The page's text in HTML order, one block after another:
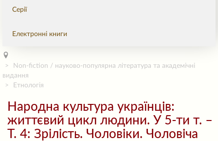
Серії
Електронні книги
Non-fiction / науково-популярна література та академічні
видання
Етнологія
Народна культура українців:
життєвий цикл людини. У 5-ти т. –
Т. 4: Зрілість. Чоловіки. Чоловіча